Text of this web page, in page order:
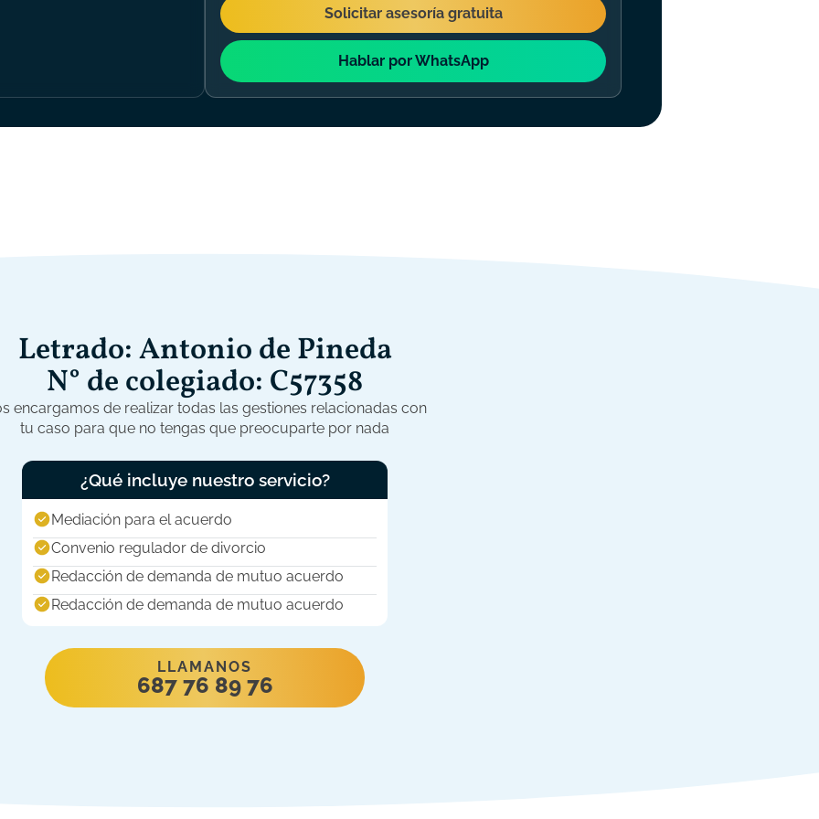
Solicitar asesoría gratuita
Hablar por WhatsApp
Letrado: Antonio de Pineda
N° de colegiado: C57358
encargamos de realizar todas las gestiones relacionadas con
tu caso para que no tengas que preocuparte por nada
¿Qué incluye nuestro servicio?
Mediación para el acuerdo
Convenio regulador de divorcio
Redacción de demanda de mutuo acuerdo
Redacción de demanda de mutuo acuerdo
LLAMANOS
687 76 89 76